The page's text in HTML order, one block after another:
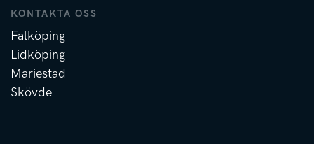
KONTAKTA OSS
Falköping
Lidköping
Mariestad
Skövde